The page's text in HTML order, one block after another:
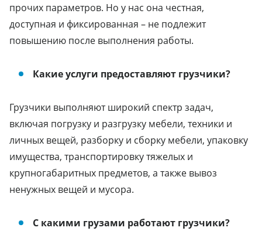
прочих параметров. Но у нас она честная,
доступная и фиксированная – не подлежит
повышению после выполнения работы.
Какие услуги предоставляют грузчики?
Грузчики выполняют широкий спектр задач,
включая погрузку и разгрузку мебели, техники и
личных вещей, разборку и сборку мебели, упаковку
имущества, транспортировку тяжелых и
крупногабаритных предметов, а также вывоз
ненужных вещей и мусора.
С какими грузами работают грузчики?